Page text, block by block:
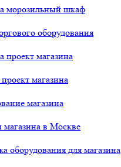
морозильный шкаф
оборудования
проект магазина
магазина
магазина
магазина в Москве
оборудования для магазина